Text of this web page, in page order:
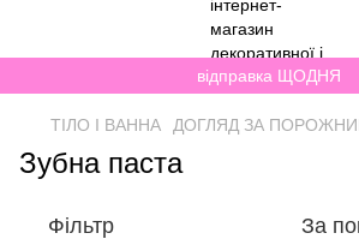
відправка ЩОДНЯ
ТІЛО І ВАННА ДОГЛЯД ЗА
Зубна паста
Фільтр За